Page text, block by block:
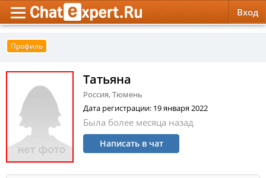
Вход
Профиль
Татьяна
Россия, Тюмень
Дата регистрации: 19 января 2022
Была более месяца назад
Написать в чат
Психология
Эзотерика
Красота, Здоровье
Психология
Эзотерика
Красота, Здоровье
Обратная связь
Служба поддержки
Правила сервиса